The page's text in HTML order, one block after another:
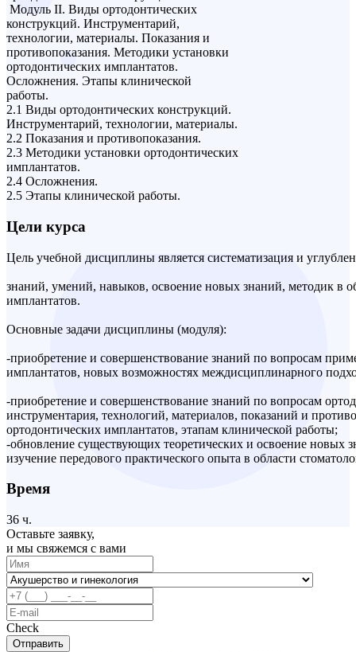
Модуль II. Виды ортодонтических
конструкций. Инструментарий,
технологии, материалы. Показания и
противопоказания. Методики установки
ортодонтических имплантатов.
Осложнения. Этапы клинической
работы.
2.1 Виды ортодонтических конструкций.
Инструментарий, технологии, материалы.
2.2 Показания и противопоказания.
2.3 Методики установки ортодонтических
имплантатов.
2.4 Осложнения.
2.5 Этапы клинической работы.
Цели курса
Цель учебной дисциплины является систематизация и
знаний, умений, навыков, освоение новых знаний, методик в
имплантатов.
Основные задачи дисциплины (модуля):
-приобретение и совершенствование знаний по вопросам
имплантатов, новых возможностях междисциплинарного
-приобретение и совершенствование знаний по вопросам
инструментария, технологий, материалов, показаний и
ортодонтических имплантатов, этапам клинической работы;
-обновление существующих теоретических и освоение новых
изучение передового практического опыта в области
Время
36 ч.
Оставьте заявку,
и мы свяжемся с вами
Check
Отправить